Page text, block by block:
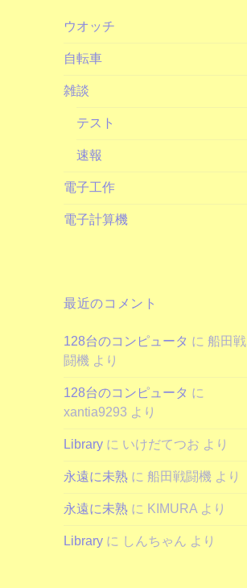
ウオッチ
自転車
雑談
テスト
速報
電子工作
電子計算機
最近のコメント
128台のコンピュータ に船田戦
闘機 より
128台のコンピュータ に
xantia9293 より
Library に いけだてつお より
永遠に未熟 に船田戦闘機 より
永遠に未熟 に KIMURA より
Library に しんちゃん より